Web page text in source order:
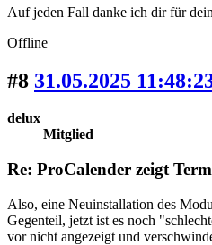
Auf jeden Fall danke ich dir für
Offline
#8 31.05.2025
delux
Mitglied
Re: ProCalender zeigt
Also, eine Neuinstallation des
Gegenteil, jetzt ist es noch
vor nicht angezeigt und